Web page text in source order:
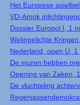
Het Europese
VD-Amok
Dossier Europol I, 1
Welingelichte
Nederland, open U, 1
De muren hebben
Opening van Zaken,
De vluchteling